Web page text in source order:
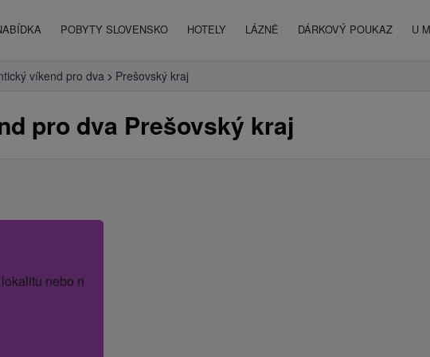
POBYTY SLOVENSKO HOTELY LÁZNĚ DÁRKOVÝ POUKAZ U
víkend pro dva Prešovský kraj
pro dva Prešovský kraj
nebo název hotelu.